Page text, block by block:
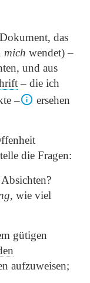
das
mich wendet) –
und aus
– die ich
–
ersehen
die Fragen:
, wie viel
gütigen
aufzuweisen;